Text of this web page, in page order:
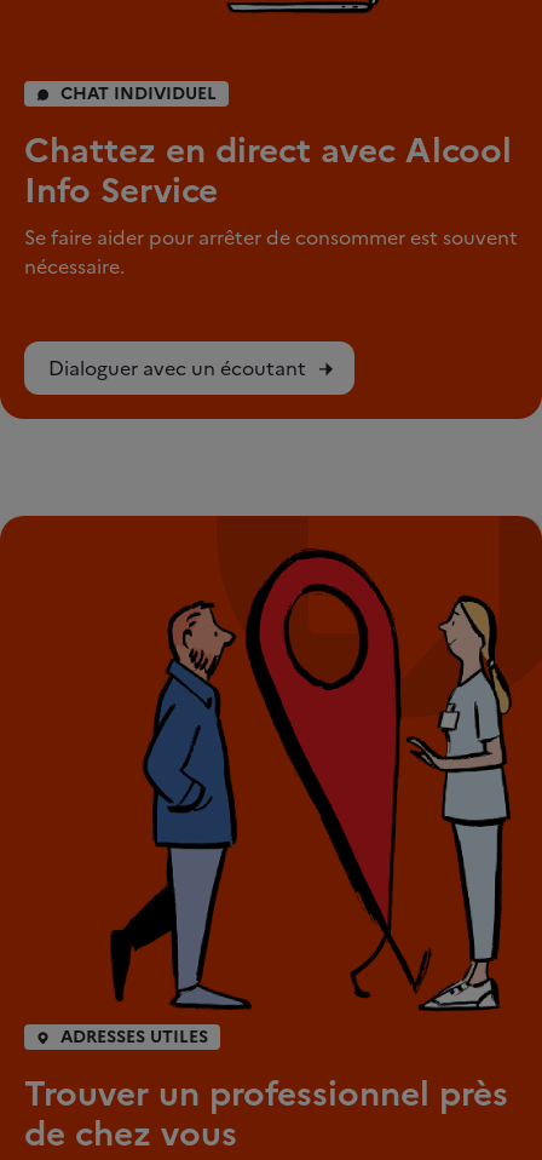
CHAT INDIVIDUEL
Chattez en direct avec Alcool
Info Service
Se faire aider pour arrêter de consommer est souvent
nécessaire.
Dialoguer avec un écoutant
ADRESSES UTILES
Trouver un professionnel près
de chez vous